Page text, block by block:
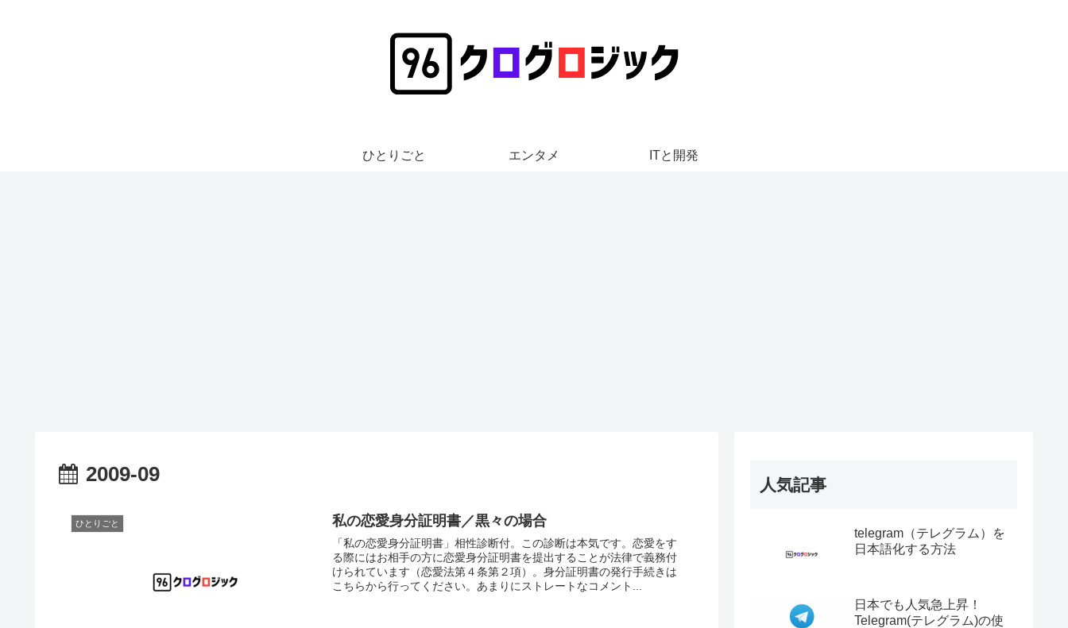
ひとりごと エンタメ ITと開発
2009-09
ひとりごと 私の恋愛身分証明書／黒々の場合
「私の恋愛身分証明書」相性診断付。この診断は本気です。恋愛をす
る際にはお相手の方に恋愛身分証明書を提出することが法律で義務付
けられています（恋愛法第４条第２項）。身分証明書の発行手続きは
こちらから行ってください。あまりにストレートなコメント...
人気記事
telegram（テレグラム）を
日本語化する方法
日本でも人気急上昇！
Telegram(テレグラム)の使